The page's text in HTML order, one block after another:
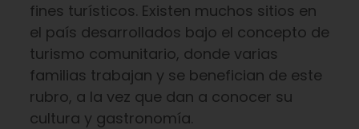
fines turísticos. Existen muchos sitios en
el país desarrollados bajo el concepto de
turismo comunitario, donde varias
familias trabajan y se benefician de este
rubro, a la vez que dan a conocer su
cultura y gastronomía.